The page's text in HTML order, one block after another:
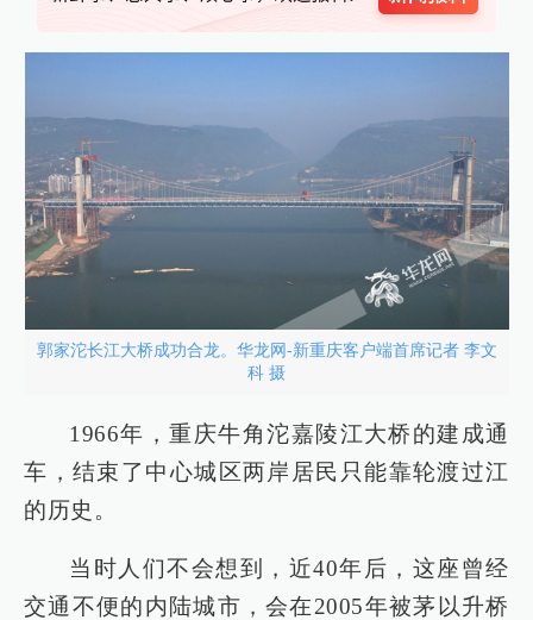
郭家沱长江大桥成功合龙。华龙网-新重庆客户端首席记者 李文
科 摄
1966年，重庆牛角沱嘉陵江大桥的建成通
车，结束了中心城区两岸居民只能靠轮渡过江
的历史。
当时人们不会想到，近40年后，这座曾经
交通不便的内陆城市，会在2005年被茅以升桥